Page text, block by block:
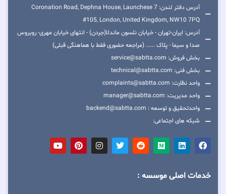
آدرس دفتر لندن: 7 Coronation Road, Dephna House, Launchese
#105, London, United Kingdom, NW10 7PQ
آدرس: ایران-تهران - خیابان نلسون ماندلا(جردن) - انتهای خیابان مهری- روبروس
صدا و سیما - پلاک ...... (مراجعه حضوری فقط با هماهنگی قبلی)
بخش فروش: service@sabtta.com
بخش فنی: technical@sabtta.com
واحد نظارت: complaints@sabtta.com
واحد مدیریت: manager@sabtta.com
واحدتحقیق و توسعه : backend@sabtta.com
شبکه های اجتماعی:
خدمات اصلی موسسه :